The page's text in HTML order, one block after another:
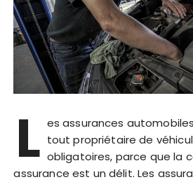
L es assurances
tout propriétaire de
obligatoires, parce que la
assurance est un délit. Les